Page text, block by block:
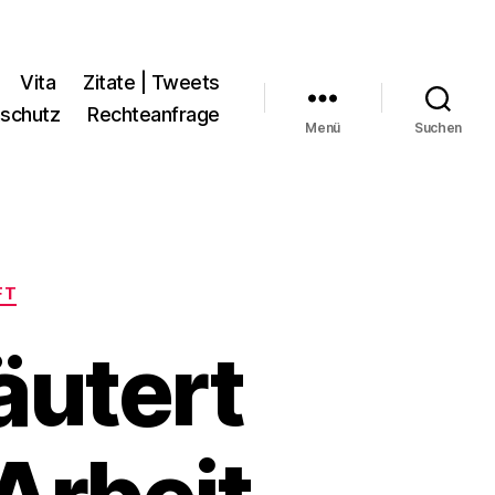
Vita
Zitate | Tweets
Rechteanfrage
Menü Suchen